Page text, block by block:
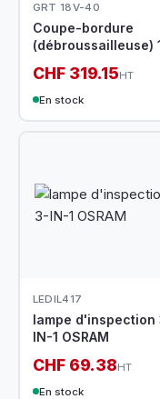
GRT 18V-40
Coupe-bordure
(débroussailleuse)
CHF 319.15HT
En stock
LEDIL417
lampe d'inspection
IN-1 OSRAM
CHF 69.38HT
En stock